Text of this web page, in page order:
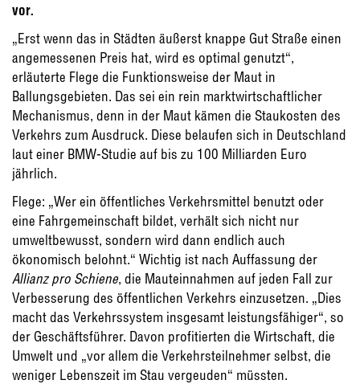
vor.
„Erst wenn das in Städten äußerst knappe Gut Straße einen
angemessenen Preis hat, wird es optimal genutzt“,
erläuterte Flege die Funktionsweise der Maut in
Ballungsgebieten. Das sei ein rein marktwirtschaftlicher
Mechanismus, denn in der Maut kämen die Staukosten des
Verkehrs zum Ausdruck. Diese belaufen sich in Deutschland
laut einer BMW-Studie auf bis zu 100 Milliarden Euro
jährlich.
Flege: „Wer ein öffentliches Verkehrsmittel benutzt oder
eine Fahrgemeinschaft bildet, verhält sich nicht nur
umweltbewusst, sondern wird dann endlich auch
ökonomisch belohnt.“ Wichtig ist nach Auffassung der
Allianz pro Schiene, die Mauteinnahmen auf jeden Fall zur
Verbesserung des öffentlichen Verkehrs einzusetzen. „Dies
macht das Verkehrssystem insgesamt leistungsfähiger“, so
der Geschäftsführer. Davon profitierten die Wirtschaft, die
Umwelt und „vor allem die Verkehrsteilnehmer selbst, die
weniger Lebenszeit im Stau vergeuden“ müssten.